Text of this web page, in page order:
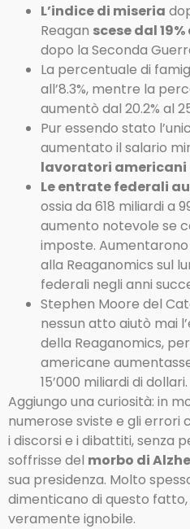
L’indice di miseria
Reagan scese dal 19%
dopo la Seconda
La percentuale di
all’8.3%, mentre la
aumentò dal 20.2% al
Pur essendo stato
aumentato il salario
lavoratori americani
Le entrate federali
ossia da 618 miliardi a
aumento notevole se
imposte.
alla Reaganomics sul
federali negli anni
Stephen Moore del
nessun atto aiutò mai
della Reaganomics,
americane
15’000 miliardi di dollari.
Aggiungo una curiosità: in
numerose sviste e gli
i discorsi e i dibattiti, senza
soffrisse del morbo di
sua presidenza. Molto
dimenticano di questo
veramente ignobile.